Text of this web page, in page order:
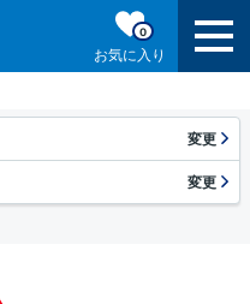
お気に入り
0
変更
変更